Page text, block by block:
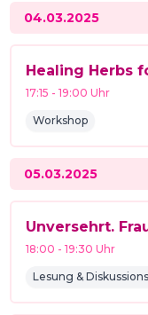
04.03.2025
Healing Herbs
17:15 -19:00 Uhr
Workshop
05.03.2025
Unversehrt.
18:00 -19:30 Uhr
Lesung &